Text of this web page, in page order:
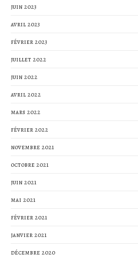
juin 2023
avril 2023
février 2023
juillet 2022
juin 2022
avril 2022
mars 2022
février 2022
novembre 2021
octobre 2021
juin 2021
mai 2021
février 2021
janvier 2021
décembre 2020